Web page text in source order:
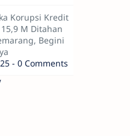
Korupsi Kredit
M Ditahan
Begini
- 0 Comments